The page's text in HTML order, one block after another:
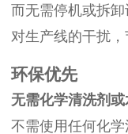
而无需停机或拆
对生产线的干扰，
环保优先
无需化学清洗剂或
不需使用任何化